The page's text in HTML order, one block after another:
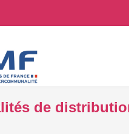
de